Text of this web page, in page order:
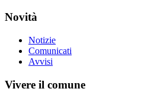
Novità
Notizie
Comunicati
Avvisi
Vivere il comune